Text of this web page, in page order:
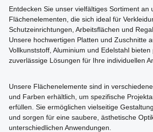
Entdecken Sie unser vielfältiges Sortiment an
Flächenelementen, die sich ideal für
Schutzeinrichtungen, Arbeitsflächen und
Unsere hochwertigen Platten und Zuschnitte
Vollkunststoff, Aluminium und Edelstahl bieten
zuverlässige Lösungen für Ihre individuellen
Unsere Flächenelemente sind in
und Farben erhältlich, um spezifische
erfüllen. Sie ermöglichen vielseitige
und sorgen für eine saubere, ästhetische
unterschiedlichen Anwendungen.